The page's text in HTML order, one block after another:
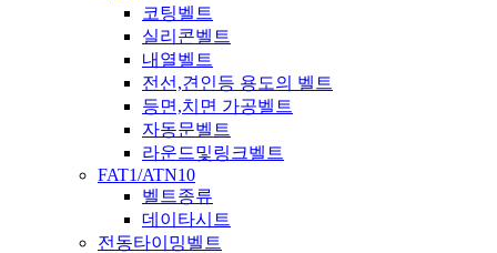
코팅벨트
실리콘벨트
내열벨트
전선,견인등 용도의 벨트
등면,치면 가공벨트
자동문벨트
라운드및링크벨트
FAT1/ATN10
벨트종류
데이타시트
전동타이밍벨트